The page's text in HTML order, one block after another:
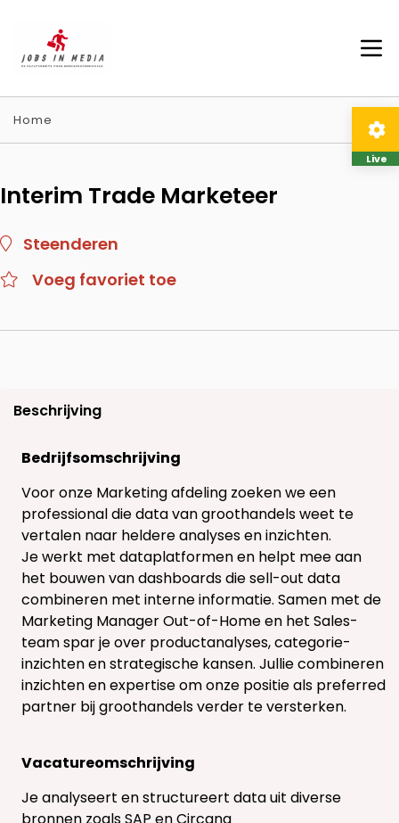
Home
Interim Trade Marketeer
Steenderen
Voeg favoriet toe
Beschrijving
Bedrijfsomschrijving
Voor onze Marketing afdeling zoeken we een
professional die data van groothandels weet te
vertalen naar heldere analyses en inzichten.
Je werkt met dataplatformen en helpt mee aan
het bouwen van dashboards die sell-out data
combineren met interne informatie. Samen met de
Marketing Manager Out-of-Home en het Sales-
team spar je over productanalyses, categorie-
inzichten en strategische kansen. Jullie combineren
inzichten en expertise om onze positie als preferred
partner bij groothandels verder te versterken.
Vacatureomschrijving
Je analyseert en structureert data uit diverse
Live